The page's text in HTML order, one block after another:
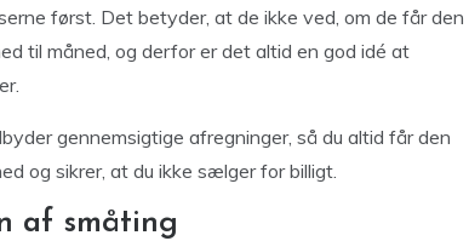
først. Det betyder, at de ikke ved, om de får den
til måned, og derfor er det altid en god idé at
gennemsigtige afregninger, så du altid får den
og sikrer, at du ikke sælger for billigt.
af småting